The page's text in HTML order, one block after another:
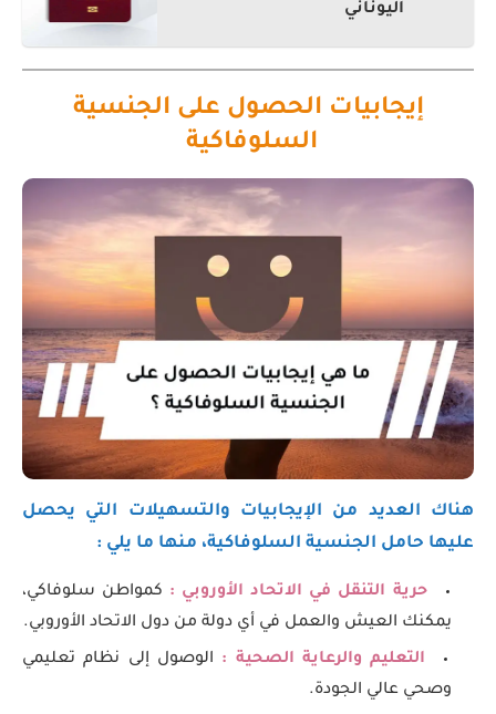
اليوناني
إيجابيات الحصول على الجنسية
السلوفاكية
هناك العديد من الإيجابيات والتسهيلات التي يحصل
عليها حامل الجنسية السلوفاكية، منها ما يلي :
حرية التنقل في الاتحاد الأوروبي : كمواطن سلوفاكي،
يمكنك العيش والعمل في أي دولة من دول الاتحاد الأوروبي.
التعليم والرعاية الصحية : الوصول إلى نظام تعليمي
وصحي عالي الجودة.